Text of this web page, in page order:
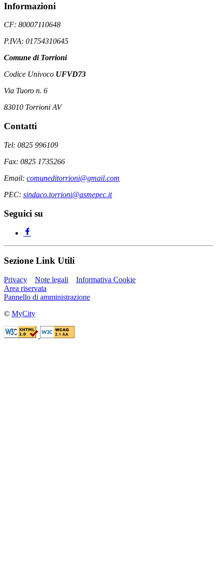
Informazioni
CF: 80007110648
P.IVA: 01754310645
Comune di Torrioni
Codice Univoco UFVD73
Via Tuoro n. 6
83010 Torrioni AV
Contatti
Tel: 0825 996109
Fax: 0825 1735266
Email: comuneditorrioni@gmail.com
PEC: sindaco.torrioni@asmepec.it
Seguici su
Sezione Link Utili
Privacy Note legali
Informativa Cookie
Area riservata
Pannello di amministrazione
© MyCity